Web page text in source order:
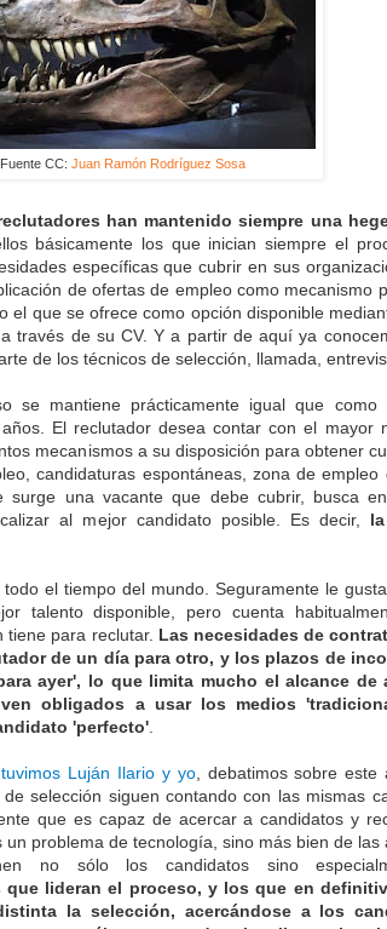
Fuente CC: Juan Ramón Rodríguez Sosa
han mantenido siempre una
básicamente los que inician siempre el
específicas que cubrir en sus
de ofertas de empleo como mecanismo
el que se ofrece como opción disponible
través de su CV. Y a partir de aquí ya
de los técnicos de selección, llamada,
se mantiene prácticamente igual que como
El reclutador desea contar con el mayor
mecanismos a su disposición para obtener
candidaturas espontáneas, zona de empleo
surge una vacante que debe cubrir, busca
al mejor candidato posible. Es decir,
el tiempo del mundo. Seguramente le
talento disponible, pero cuenta
tiene para reclutar. Las necesidades de
de un día para otro, y los plazos de
ayer', lo que limita mucho el alcance de
obligados a usar los medios
'perfecto'
Luján Ilario y yo, debatimos sobre este
selección siguen contando con las mismas
que es capaz de acercar a candidatos y
problema de tecnología, sino más bien de las
no sólo los candidatos sino
que lideran el proceso, y los que en
la selección, acercándose a los